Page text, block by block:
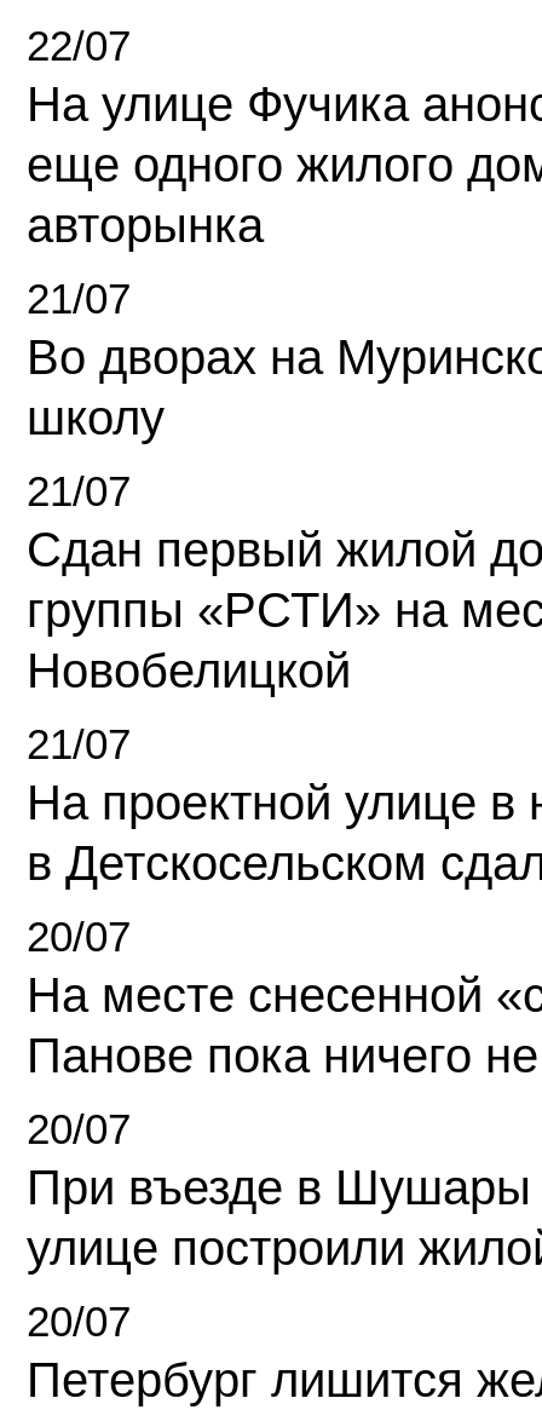
22/07
На улице Фучика
еще одного жилого
авторынка
21/07
Во дворах на
школу
21/07
Сдан первый жилой
группы «РСТИ» на
Новобелицкой
21/07
На проектной улице
в Детскосельском
20/07
На месте снесенной
Панове пока ничего
20/07
При въезде в Шушары
улице построили
20/07
Петербург лишится